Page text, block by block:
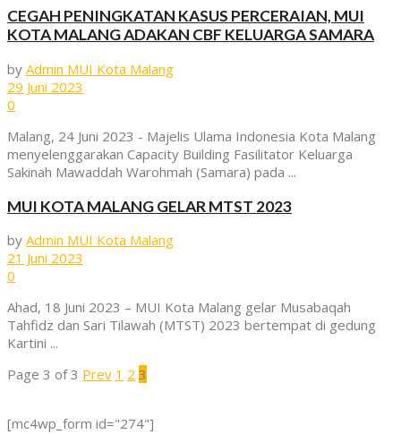
CEGAH PENINGKATAN KASUS PERCERAIAN, MUI
KOTA MALANG ADAKAN CBF KELUARGA SAMARA
by Admin MUI Kota Malang
29 Juni 2023
0
Malang, 24 Juni 2023 - Majelis Ulama Indonesia Kota Malang
menyelenggarakan Capacity Building Fasilitator Keluarga
Sakinah Mawaddah Warohmah (Samara) pada ...
MUI KOTA MALANG GELAR MTST 2023
by Admin MUI Kota Malang
21 Juni 2023
0
Ahad, 18 Juni 2023 – MUI Kota Malang gelar Musabaqah
Tahfidz dan Sari Tilawah (MTST) 2023 bertempat di gedung
Kartini ...
Page 3 of 3 Prev 1 2 3
[mc4wp_form id="274"]